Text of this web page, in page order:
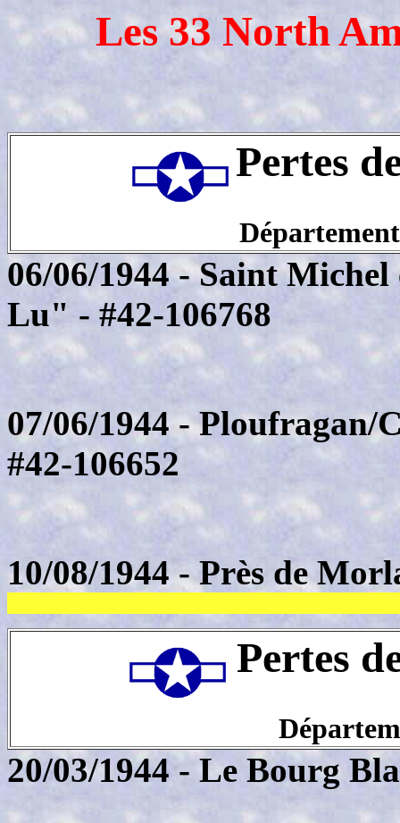
Les 33 North
Pertes
06/06/1944 - Saint
Lu" - #42-106768
07/06/1944 - Ploufragan/
#42-106652
10/08/1944 - Près de
Pertes
20/03/1944 - Le Bourg